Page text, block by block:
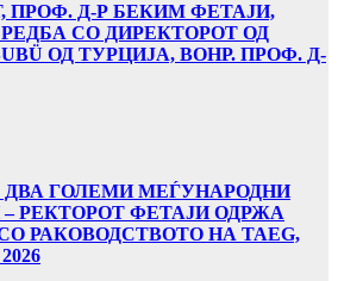
ПРОФ. Д-Р БЕКИМ ФЕТАЈИ,
СО ДИРЕКТОРОТ ОД
ОД ТУРЦИЈА, ВОНР. ПРОФ. Д-
ГОЛЕМИ МЕЃУНАРОДНИ
РЕКТОРОТ ФЕТАЈИ ОДРЖА
РАКОВОДСТВОТО НА TAEG,